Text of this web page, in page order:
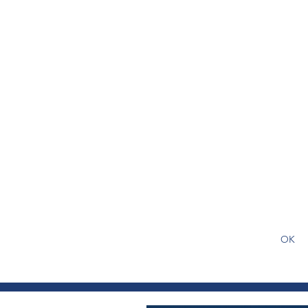
OK